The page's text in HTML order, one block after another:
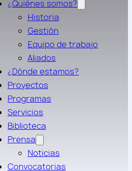
¿Quiénes somos?
Historia
Gestión
Equipo de trabajo
Aliados
¿Dónde estamos?
Proyectos
Programas
Servicios
Biblioteca
Prensa
Noticias
Convocatorias